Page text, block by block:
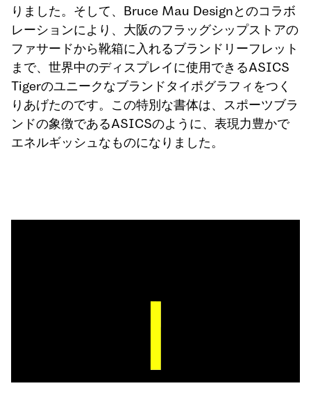
りました。そして、Bruce Mau Designとのコラボ
レーションにより、大阪のフラッグシップストアの
ファサードから靴箱に入れるブランドリーフレット
まで、世界中のディスプレイに使用できるASICS
Tigerのユニークなブランドタイポグラフィをつく
りあげたのです。この特別な書体は、スポーツブラ
ンドの象徴であるASICSのように、表現力豊かで
エネルギッシュなものになりました。